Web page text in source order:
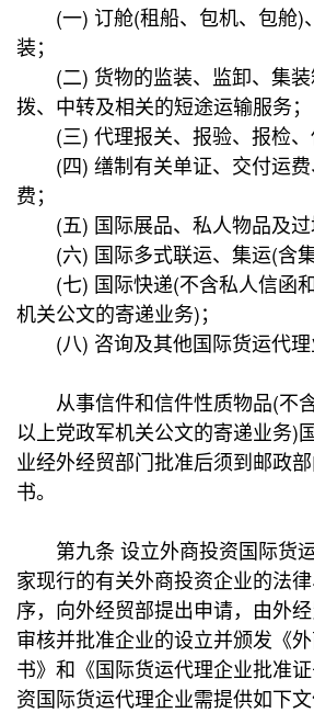
(一) 订舱(租船、包机、包舱)
装；
(二) 货物的监装、监卸、集装
拨、中转及相关的短途运输服务；
(三) 代理报关、报验、报检、
(四) 缮制有关单证、交付运费
费；
(五) 国际展品、私人物品及过
(六) 国际多式联运、集运(含集
(七) 国际快递(不含私人信函
机关公文的寄递业务)；
(八) 咨询及其他国际货运代理
从事信件和信件性质物品(不
以上党政军机关公文的寄递业务)
业经外经贸部门批准后须到邮政
书。
第九条 设立外商投资国际货
家现行的有关外商投资企业的法
序，向外经贸部提出申请，由外
审核并批准企业的设立并颁发《
书》和《国际货运代理企业批准
资国际货运代理企业需提供如下文